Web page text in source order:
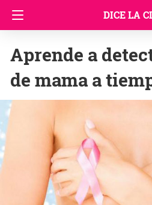
DICE LA
Aprende a
de mama a